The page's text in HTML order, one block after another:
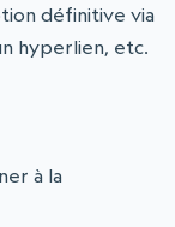
définitive via
hyperlien, etc.
à la